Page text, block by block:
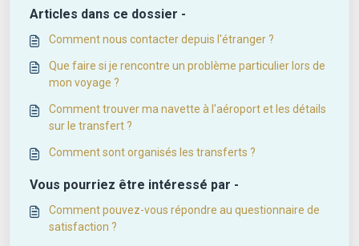
Articles dans ce dossier -
Comment nous contacter depuis l'étranger ?
Que faire si je rencontre un problème particulier lors de
mon voyage ?
Comment trouver ma navette à l'aéroport et les détails
sur le transfert ?
Comment sont organisés les transferts ?
Vous pourriez être intéressé par -
Comment pouvez-vous répondre au questionnaire de
satisfaction ?